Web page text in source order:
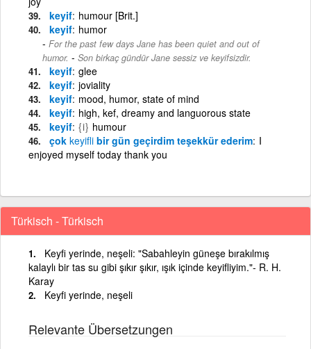
keyif humour [Brit.]
keyif humor
For the past few days Jane has been quiet and out of
humor. - Son birkaç gündür Jane sessiz ve keyifsizdir.
keyif glee
keyif joviality
keyif mood, humor, state of mind
keyif high, kef, dreamy and languorous state
keyif {i} humour
çok keyifli bir gün geçirdim teşekkür ederim I
enjoyed myself today thank you
Türkisch - Türkisch
Keyfi yerinde, neşeli: "Sabahleyin güneşe bırakılmış
kalaylı bir tas su gibi şıkır şıkır, ışık içinde keyifliyim."- R. H.
Karay
Keyfi yerinde, neşeli
Relevante Übersetzungen